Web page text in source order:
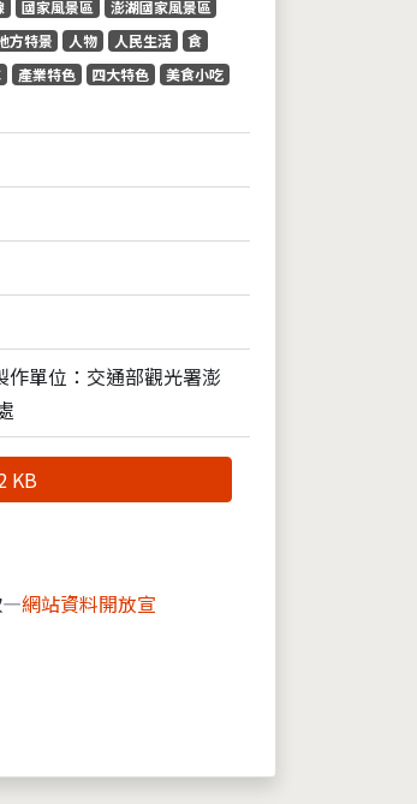
國家風景區
澎湖國家風景區
方特景 人物 人民生活
食
產業特色 四大特色
美食小吃
作單位：交通部觀光署澎
KB
—網站資料開放宣